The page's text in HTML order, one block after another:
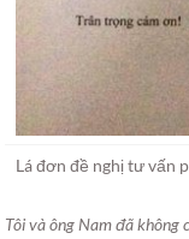
Lá đơn đề nghị tư vấn
Tôi và ông Nam đã không